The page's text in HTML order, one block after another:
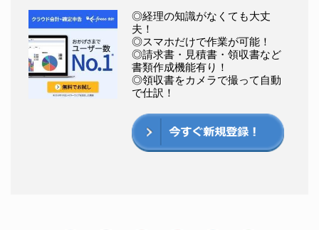
◎経理の知識がなくても大丈
夫！
◎スマホだけで作業が可能！
◎請求書・見積書・領収書など
書類作成機能有り！
◎領収書をカメラで撮って自動
で仕訳！